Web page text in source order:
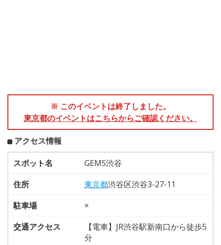
※ このイベントは終了しました。
東京都のイベントはこちらからご確認ください。
アクセス情報
スポット名
GEMS渋谷
住所
東京都渋谷区渋谷3-27-11
駐車場
×
交通アクセス
【電車】JR渋谷駅新南口から徒歩5
分